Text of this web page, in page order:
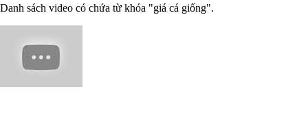
Danh sách video có chứa từ khóa "giá cá giống".